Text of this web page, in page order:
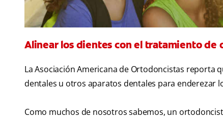
Alinear los dientes con el tratamiento de
La Asociación Americana de Ortodoncistas reporta
dentales u otros aparatos dentales para enderezar
Como muchos de nosotros sabemos, un